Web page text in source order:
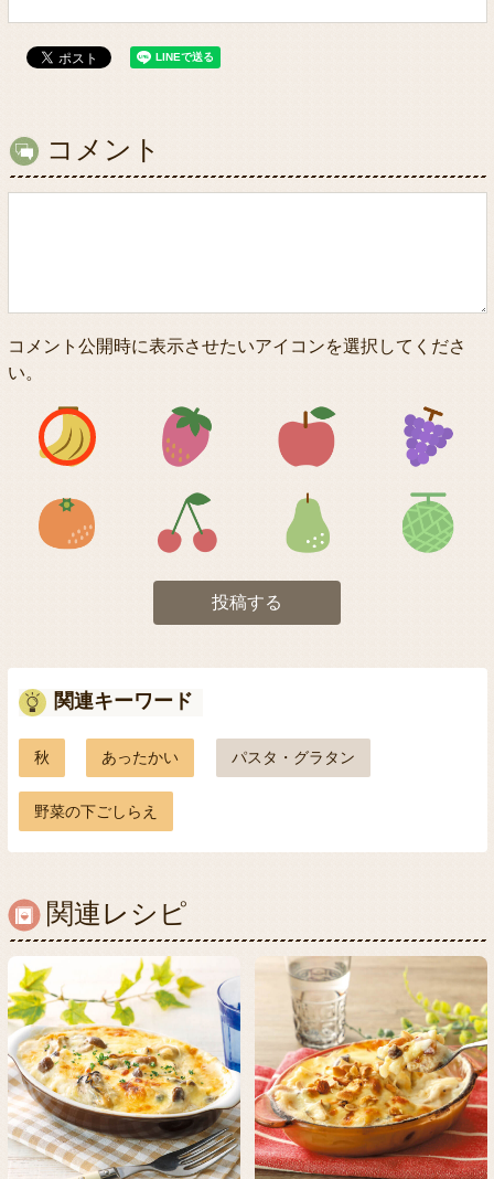
コメント
コメント公開時に表示させたいアイコンを選択してくださ
い。
アイコン1 アイコン2 アイコン3
アイコン5 アイコン6 アイコン7
投稿する
関連キーワード
秋 あったかい パスタ・グラタン
野菜の下ごしらえ
関連レシピ